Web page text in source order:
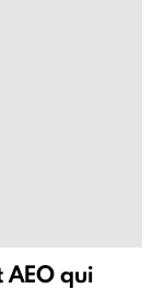
qui